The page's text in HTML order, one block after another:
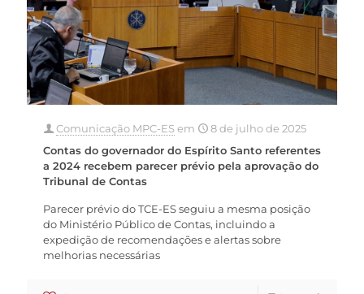
Comunicação MPC-ESem
8 de julho de 2025
Contas do governador do Espírito Santo referentes
a 2024 recebem parecer prévio pela aprovação do
Tribunal de Contas
Parecer prévio do TCE-ES seguiu a mesma posição
do Ministério Público de Contas, incluindo a
expedição de recomendações e alertas sobre
melhorias necessárias